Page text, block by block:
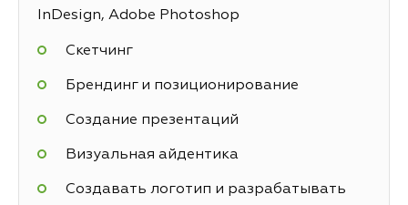
InDesign, Adobe Photoshop
Скетчинг
Брендинг и позиционирование
Создание презентаций
Визуальная айдентика
Создавать логотип и разрабатывать